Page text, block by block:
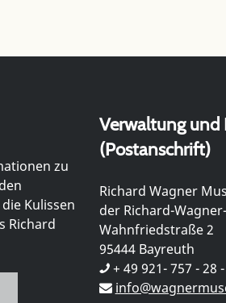
zu
Kulissen
Richard
Verwaltung
(Postanschrift)
Richard Wagner
der Richard-
Wahnfriedstraße 2
95444 Bayreuth
+ 49 921- 757 - 28